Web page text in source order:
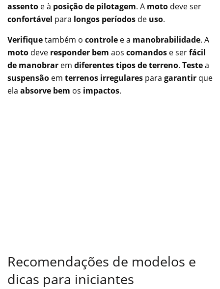
assento e à posição de pilotagem. A moto deve ser
confortável para longos períodos de uso.
Verifiquetambém o controle e a manobrabilidade. A
moto deve responder bem aos comandos e serfácil
de manobrar em diferentes tipos de terreno. Testea
suspensão em terrenos irregulares para garantir que
ela absorve bem os impactos.
Recomendações de modelos e
dicas para iniciantes